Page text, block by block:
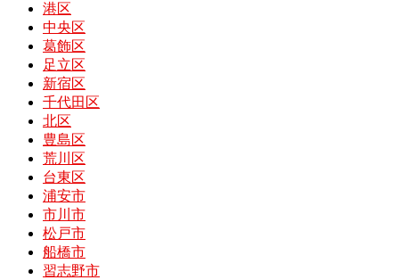
港区
中央区
葛飾区
足立区
新宿区
千代田区
北区
豊島区
荒川区
台東区
浦安市
市川市
松戸市
船橋市
習志野市